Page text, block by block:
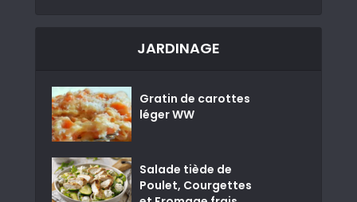
JARDINAGE
Gratin de carottes
léger WW
Salade tiède de
Poulet, Courgettes